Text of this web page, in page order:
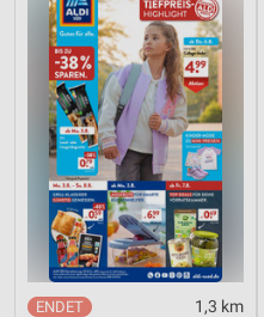
1,3 km
Nicht-IAB-Verarbeitungszwecke:
Notwendig
Performance
Funktional
Werbung